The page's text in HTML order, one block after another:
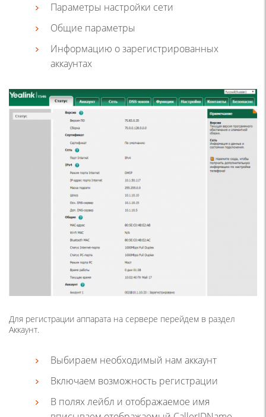
Параметры настройки сети
Общие параметры
Информацию о зарегистрированных
аккаунтах
Для регистрации аппарата на сервере перейдем в раздел
Аккаунт.
Выбираем необходимый нам аккаунт
Включаем возможность регистрации
В полях лейбл и отображаемое имя